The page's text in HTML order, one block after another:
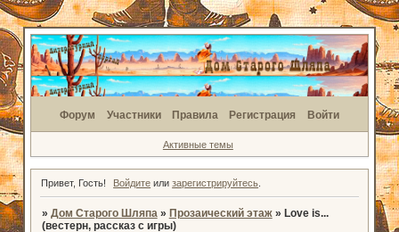
Форум Участники Правила Регистрация Войти
Активные темы
Привет, Гость! Войдите илизарегистрируйтесь
» Дом Старого Шляпа » Прозаический этаж » Love is...
(вестерн, рассказ с игры)